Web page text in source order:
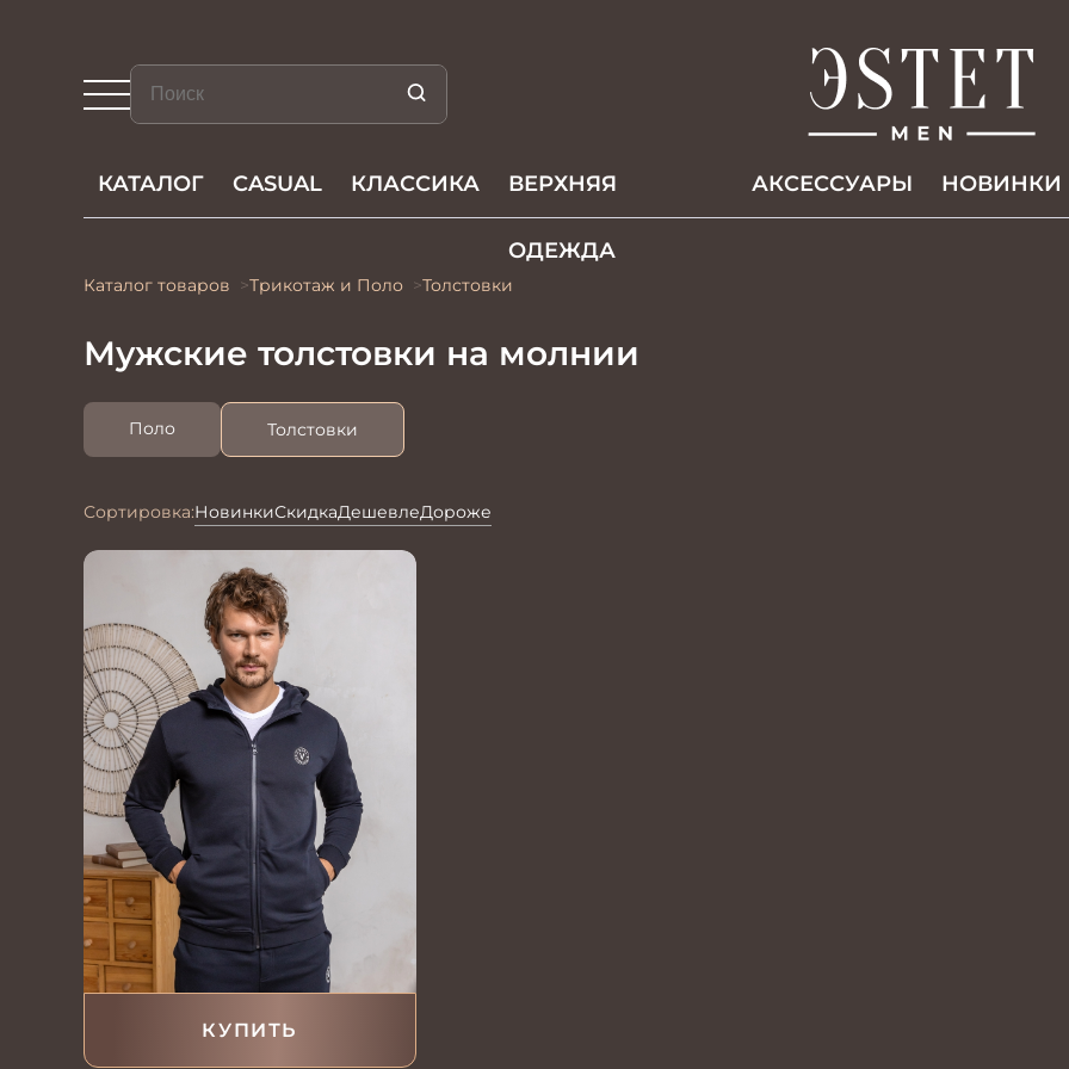
КАТАЛОГ CASUAL КЛАССИКА ВЕРХНЯЯ
ОДЕЖДА
АКCЕССУАРЫ НОВИНКИ
Каталог товаров Трикотаж и Поло Толстовки
Мужские толстовки на молнии
Поло Толстовки
Сортировка:НовинкиСкидкаДешевлеДороже
КУПИТЬ